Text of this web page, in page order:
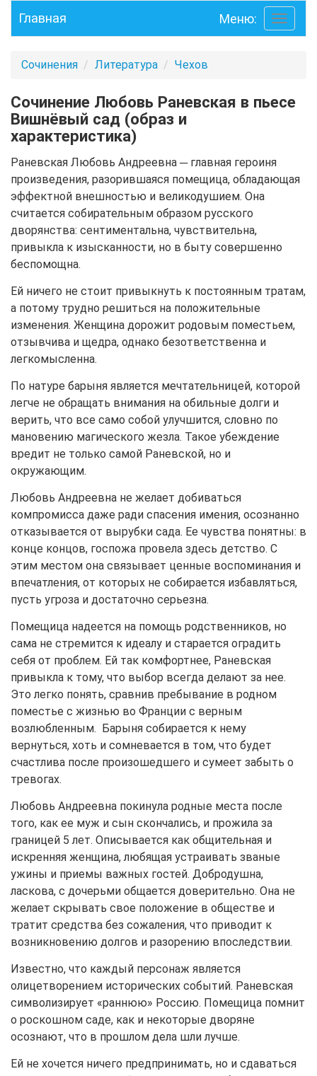
Toggle
Главная Меню:
Сочинения Литература Чехов
Сочинение Любовь Раневская в пьесе
Вишнёвый сад (образ и
характеристика)
Раневская Любовь Андреевна ─ главная героиня
произведения, разорившаяся помещица, обладающая
эффектной внешностью и великодушием. Она
считается собирательным образом русского
дворянства: сентиментальна, чувствительна,
привыкла к изысканности, но в быту совершенно
беспомощна.
Ей ничего не стоит привыкнуть к постоянным тратам,
а потому трудно решиться на положительные
изменения. Женщина дорожит родовым поместьем,
отзывчива и щедра, однако безответственна и
легкомысленна.
По натуре барыня является мечтательницей, которой
легче не обращать внимания на обильные долги и
верить, что все само собой улучшится, словно по
мановению магического жезла. Такое убеждение
вредит не только самой Раневской, но и
окружающим.
Любовь Андреевна не желает добиваться
компромисса даже ради спасения имения, осознанно
отказывается от вырубки сада. Ее чувства понятны: в
конце концов, госпожа провела здесь детство. С
этим местом она связывает ценные воспоминания и
впечатления, от которых не собирается избавляться,
пусть угроза и достаточно серьезна.
Помещица надеется на помощь родственников, но
сама не стремится к идеалу и старается оградить
себя от проблем. Ей так комфортнее, Раневская
привыкла к тому, что выбор всегда делают за нее.
Это легко понять, сравнив пребывание в родном
поместье с жизнью во Франции с верным
возлюбленным. Барыня собирается к нему
вернуться, хоть и сомневается в том, что будет
счастлива после произошедшего и сумеет забыть о
тревогах.
Любовь Андреевна покинула родные места после
того, как ее муж и сын скончались, и прожила за
границей 5 лет. Описывается как общительная и
искренняя женщина, любящая устраивать званые
ужины и приемы важных гостей. Добродушна,
ласкова, с дочерьми общается доверительно. Она не
желает скрывать свое положение в обществе и
тратит средства без сожаления, что приводит к
возникновению долгов и разорению впоследствии.
Известно, что каждый персонаж является
олицетворением исторических событий. Раневская
символизирует «раннюю» Россию. Помещица помнит
о роскошном саде, как и некоторые дворяне
осознают, что в прошлом дела шли лучше.
Ей не хочется ничего предпринимать, но и сдаваться